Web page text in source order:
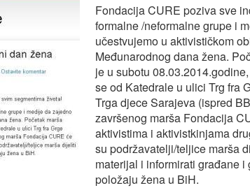
Fondacija CURE poziva sve
formalne /neformalne grupe i
učestvujemo u aktivističkom
Međunarodnog dana žena.
je u subotu
se od Katedrale u ulici Trg fra
Trga djece Sarajeva (ispred
završenog marša Fondacija
aktivistima i aktivistkinjama
su podržavatelji/teljice marša
materijal i informirati građane i
položaju žena u BiH.